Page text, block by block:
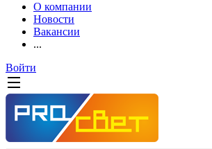
О компании
Новости
Вакансии
...
Войти